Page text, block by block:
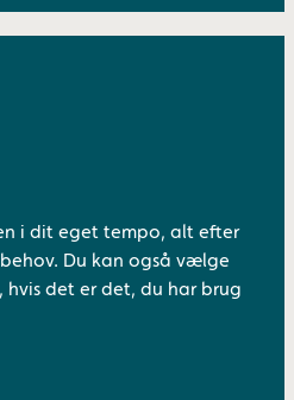
i dit eget tempo, alt efter
Du kan også vælge
det er det, du har brug